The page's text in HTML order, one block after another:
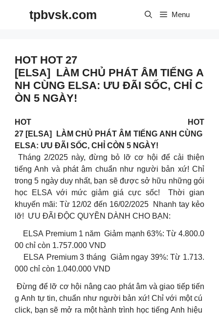
tpbvsk.com Menu
HOT HOT 27
[ELSA] LÀM CHỦ PHÁT ÂM TIẾNG A
NH CÙNG ELSA: ƯU ĐÃI SỐC, CHỈ C
ÒN 5 NGÀY!
HOT HOT
27 [ELSA] LÀM CHỦ PHÁT ÂM TIẾNG ANH CÙNG
ELSA: ƯU ĐÃI SỐC, CHỈ CÒN 5 NGÀY!
Tháng 2/2025 này, đừng bỏ lỡ cơ hội để cải thiện
tiếng Anh và phát âm chuẩn như người bản xứ! Chỉ
trong 5 ngày duy nhất, bạn sẽ được sở hữu những gói
học ELSA với mức giảm giá cực sốc! Thời gian
khuyến mãi: Từ 12/02 đến 16/02/2025 Nhanh tay kẻo
lỡ! ƯU ĐÃI ĐỘC QUYỀN DÀNH CHO BẠN:
ELSA Premium 1 năm Giảm mạnh 63%: Từ 4.800.0
00 chỉ còn 1.757.000 VND
ELSA Premium 3 tháng Giảm ngay 39%: Từ 1.713.
000 chỉ còn 1.040.000 VND
Đừng để lỡ cơ hội nâng cao phát âm và giao tiếp tiến
g Anh tự tin, chuẩn như người bản xứ! Chỉ với một cú
click, bạn sẽ mở ra một hành trình học tiếng Anh hiệu